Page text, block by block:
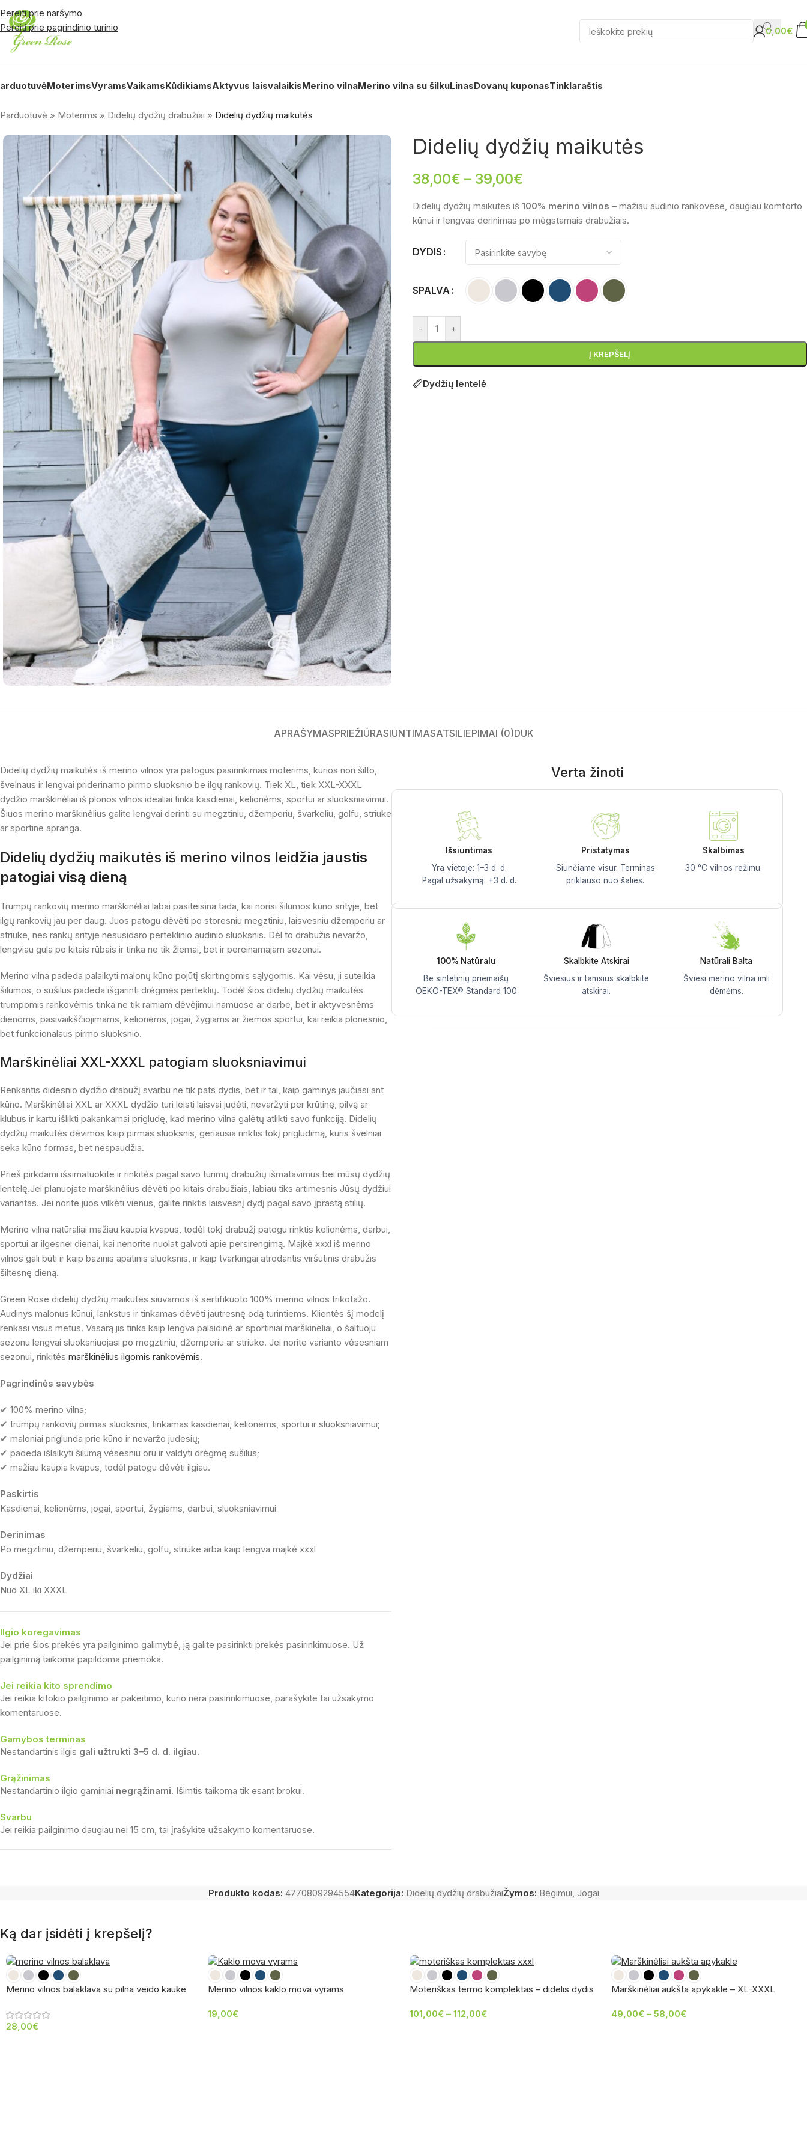
Pereiti prie naršymo
Pereiti prie pagrindinio turinio
0,00€
MoterimsVyramsVaikamsKūdikiamsAktyvus laisvalaikisMerino vilnaMerino vilna su šilkuLinasDovanų kuponasTinklaraštis
Parduotuvė » Moterims » Didelių dydžių drabužiai » Didelių dydžių maikutės
Didelių dydžių maikutės
38,00€ – 39,00€
Didelių dydžių maikutės iš 100% merino vilnos – mažiau audinio rankovėse, daugiau komforto
kūnui ir lengvas derinimas po mėgstamais drabužiais.
DYDIS
SPALVA
- +
Į KREPŠELĮ
Dydžių lentelė
APRAŠYMASPRIEŽIŪRASIUNTIMASATSILIEPIMAI (0)DUK
Didelių dydžių maikutės iš merino vilnos yra patogus pasirinkimas moterims, kurios nori šilto,
švelnaus ir lengvai priderinamo pirmo sluoksnio be ilgų rankovių. Tiek XL, tiek XXL-XXXL
dydžio marškinėliai iš plonos vilnos idealiai tinka kasdienai, kelionėms, sportui ar sluoksniavimui.
Šiuos merino marškinėlius galite lengvai derinti su megztiniu, džemperiu, švarkeliu, golfu, striuke
ar sportine apranga.
Didelių dydžių maikutės iš merino vilnos leidžia jaustis
patogiai visą dieną
Trumpų rankovių merino marškinėliai labai pasiteisina tada, kai norisi šilumos kūno srityje, bet
ilgų rankovių jau per daug. Juos patogu dėvėti po storesniu megztiniu, laisvesniu džemperiu ar
striuke, nes rankų srityje nesusidaro perteklinio audinio sluoksnis. Dėl to drabužis nevaržo,
lengviau gula po kitais rūbais ir tinka ne tik žiemai, bet ir pereinamajam sezonui.
Merino vilna padeda palaikyti malonų kūno pojūtį skirtingomis sąlygomis. Kai vėsu, ji suteikia
šilumos, o sušilus padeda išgarinti drėgmės perteklių. Todėl šios didelių dydžių maikutės
trumpomis rankovėmis tinka ne tik ramiam dėvėjimui namuose ar darbe, bet ir aktyvesnėms
dienoms, pasivaikščiojimams, kelionėms, jogai, žygiams ar žiemos sportui, kai reikia plonesnio,
bet funkcionalaus pirmo sluoksnio.
Marškinėliai XXL-XXXL patogiam sluoksniavimui
Renkantis didesnio dydžio drabužį svarbu ne tik pats dydis, bet ir tai, kaip gaminys jaučiasi ant
kūno. Marškinėliai XXL ar XXXL dydžio turi leisti laisvai judėti, nevaržyti per krūtinę, pilvą ar
klubus ir kartu išlikti pakankamai prigludę, kad merino vilna galėtų atlikti savo funkciją. Didelių
dydžių maikutės dėvimos kaip pirmas sluoksnis, geriausia rinktis tokį prigludimą, kuris švelniai
seka kūno formas, bet nespaudžia.
Prieš pirkdami išsimatuokite ir rinkitės pagal savo turimų drabužių išmatavimus bei mūsų dydžių
lentelę.Jei planuojate marškinėlius dėvėti po kitais drabužiais, labiau tiks artimesnis Jūsų dydžiui
variantas. Jei norite juos vilkėti vienus, galite rinktis laisvesnį dydį pagal savo įprastą stilių.
Merino vilna natūraliai mažiau kaupia kvapus, todėl tokį drabužį patogu rinktis kelionėms, darbui,
sportui ar ilgesnei dienai, kai nenorite nuolat galvoti apie persirengimą. Majkė xxxl iš merino
vilnos gali būti ir kaip bazinis apatinis sluoksnis, ir kaip tvarkingai atrodantis viršutinis drabužis
šiltesnę dieną.
Green Rose didelių dydžių maikutės siuvamos iš sertifikuoto 100% merino vilnos trikotažo.
Audinys malonus kūnui, lankstus ir tinkamas dėvėti jautresnę odą turintiems. Klientės šį modelį
renkasi visus metus. Vasarą jis tinka kaip lengva palaidinė ar sportiniai marškinėliai, o šaltuoju
sezonu lengvai sluoksniuojasi po megztiniu, džemperiu ar striuke. Jei norite varianto vėsesniam
sezonui, rinkitės marškinėlius ilgomis rankovėmis.
Pagrindinės savybės
✔ 100% merino vilna;
✔ trumpų rankovių pirmas sluoksnis, tinkamas kasdienai, kelionėms, sportui ir sluoksniavimui;
✔ maloniai priglunda prie kūno ir nevaržo judesių;
✔ padeda išlaikyti šilumą vėsesniu oru ir valdyti drėgmę sušilus;
✔ mažiau kaupia kvapus, todėl patogu dėvėti ilgiau.
Paskirtis
Kasdienai, kelionėms, jogai, sportui, žygiams, darbui, sluoksniavimui
Derinimas
Po megztiniu, džemperiu, švarkeliu, golfu, striuke arba kaip lengva majkė xxxl
Dydžiai
Nuo XL iki XXXL
Ilgio koregavimas
Jei prie šios prekės yra pailginimo galimybė, ją galite pasirinkti prekės pasirinkimuose. Už
pailginimą taikoma papildoma priemoka.
Jei reikia kito sprendimo
Jei reikia kitokio pailginimo ar pakeitimo, kurio nėra pasirinkimuose, parašykite tai užsakymo
komentaruose.
Gamybos terminas
Nestandartinis ilgis gali užtrukti 3–5 d. d. ilgiau.
Grąžinimas
Nestandartinio ilgio gaminiai negrąžinami. Išimtis taikoma tik esant brokui.
Svarbu
Jei reikia pailginimo daugiau nei 15 cm, tai įrašykite užsakymo komentaruose.
Verta žinoti
Išsiuntimas
Yra vietoje: 1–3 d. d.
Pagal užsakymą: +3 d. d.
Pristatymas
Siunčiame visur. Terminas
priklauso nuo šalies.
Skalbimas
30 °C vilnos režimu.
100% Natūralu
Be sintetinių priemaišų
OEKO-TEX® Standard 100
Skalbkite Atskirai
Šviesius ir tamsius skalbkite
atskirai.
Natūrali Balta
Šviesi merino vilna imli
dėmėms.
Produkto kodas: 4770809294554Kategorija: Didelių dydžių drabužiaiŽymos: Bėgimui, Jogai
Ką dar įsidėti į krepšelį?
Merino vilnos balaklava su pilna veido kauke
28,00€
Merino vilnos kaklo mova vyrams
19,00€
Moteriškas termo komplektas – didelis dydis
101,00€ – 112,00€
Marškinėliai aukšta apykakle – XL-XXXL
49,00€ – 58,00€